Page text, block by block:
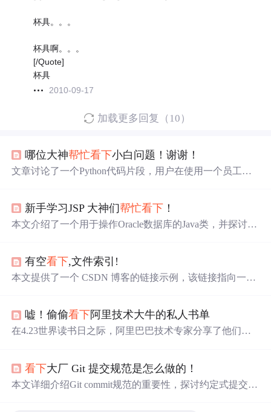
杯具。。。
杯具啊。。。
[/Quote]
杯具
2010-09-17
加载更多回复（10）
哪位大神帮忙看下小白问题！谢谢！
文章讨论了一个Python代码片段，用户在使用一个员工管
题。新手学习JSP 大神们帮忙看下 ！
本文介绍了一个用于操作Oracle数据库的Java类，并探讨了
函数。
有空看下,文件索引!
本文提供了一个 CSDN 博客的链接示例，该链接指向一个
嘘！偷偷看下阿里技术大牛的私人书单
在4.23世界读书日之际，阿里巴巴技术专家分享了他们的
能时代》的科技前瞻，再到《光电帝国》的历史启示，每
一本书都蕴含着独特的智慧。
看下大厂 Git 提交规范是怎么做的！
本文详细介绍Git commit规范的重要性，探讨约定式提交标